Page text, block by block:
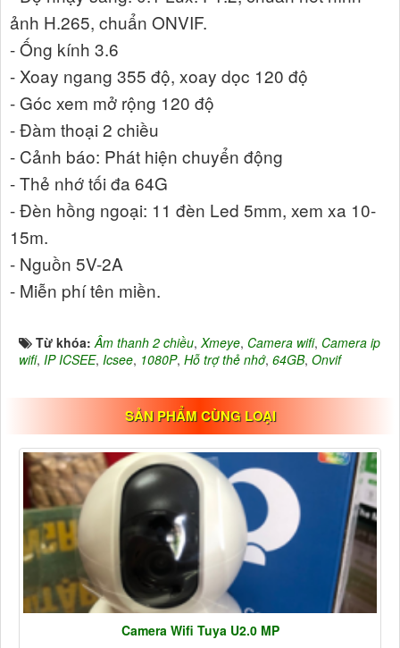
ảnh H.265, chuẩn ONVIF.
- Ống kính 3.6
- Xoay ngang 355 độ, xoay dọc 120 độ
- Góc xem mở rộng 120 độ
- Đàm thoại 2 chiều
- Cảnh báo: Phát hiện chuyển động
- Thẻ nhớ tối đa 64G
- Đèn hồng ngoại: 11 đèn Led 5mm, xem xa 10-
15m.
- Nguồn 5V-2A
- Miễn phí tên miền.
Từ khóa: Âm thanh 2 chiều, Xmeye, Camera wifi, Camera ip
wifi, IP ICSEE, Icsee, 1080P, Hỗ trợ thẻ nhớ, 64GB, Onvif
SẢN PHẨM CÙNG LOẠI
Camera Wifi Tuya U2.0 MP